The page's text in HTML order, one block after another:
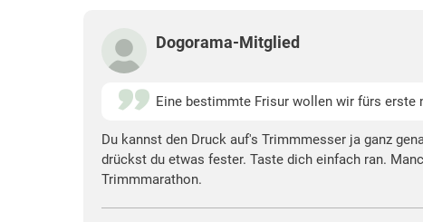
Dogorama-Mitglied
Eine bestimmte Frisur wollen wir fürs erste
Du kannst den Druck auf's Trimmmesser ja ganz
drückst du etwas fester. Taste dich einfach ran.
Trimmmarathon.